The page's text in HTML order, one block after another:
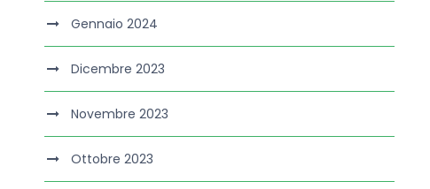
Gennaio 2024
Dicembre 2023
Novembre 2023
Ottobre 2023